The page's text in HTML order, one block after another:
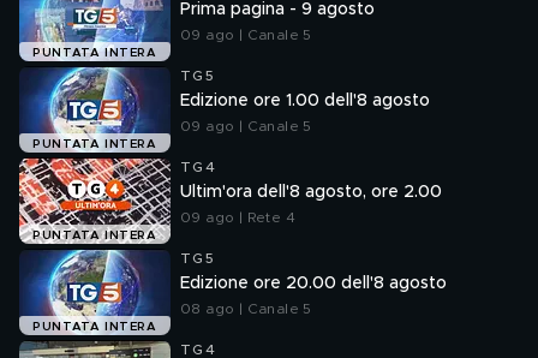
PUNTATA INTERA
Prima pagina - 9 agosto
09 ago | Canale 5
PUNTATA INTERA
TG5
Edizione ore 1.00 dell'8 agosto
09 ago | Canale 5
PUNTATA INTERA
TG4
Ultim'ora dell'8 agosto, ore 2.00
09 ago | Rete 4
PUNTATA INTERA
TG5
Edizione ore 20.00 dell'8 agosto
08 ago | Canale 5
TG4